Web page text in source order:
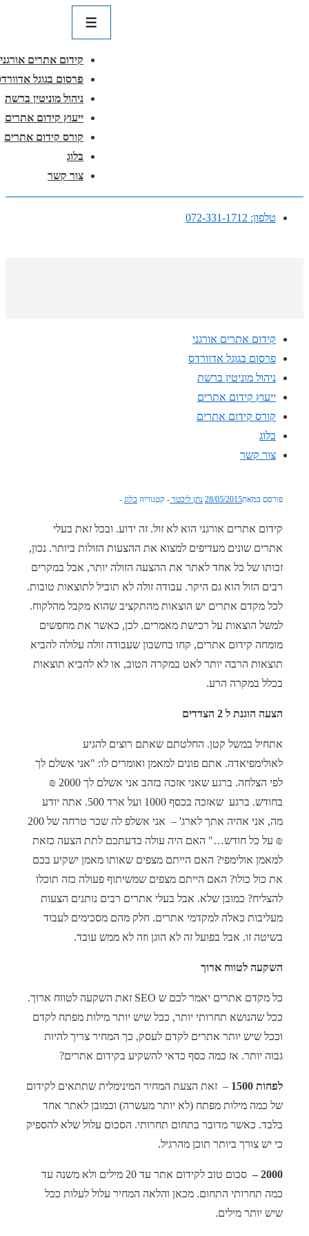
תפריט
קידום אתרים אורגני
פרסום בגוגל אדוורדס
ניהול מוניטין ברשת
ייעוץ קידום אתרים
קורס קידום אתרים
בלוג
צור קשר
טלפון: 072-331-1712
קידום אתרים אורגני
פרסום בגוגל אדוורדס
ניהול מוניטין ברשת
ייעוץ קידום אתרים
קורס קידום אתרים
בלוג
צור קשר
פורסם במאת28/05/2015 נתן ליכטר קטגוריהבלוג
קידום אתרים אורגני הוא לא זול. זה ידוע. ובכל זאת בעלי
אתרים שונים מעדיפים למצוא את ההצעות הזולות ביותר. נכון,
זכותו של כל אחד לאתר את ההצעה הזולה יותר, אבל במקרים
רבים הזול הוא גם היקר. עבודה זולה לא תוביל לתוצאות טובות.
לכל מקדם אתרים יש הוצאות מהתקציב שהוא מקבל מהלקוח.
למשל הוצאות על רכישת מאמרים. לכן, כאשר את מחפשים
מומחה קידום אתרים, קחו בחשבון שעבודה זולה עלולה להביא
תוצאות הרבה יותר לאט במקרה הטוב, או לא להביא תוצאות
בכלל במקרה הרע.
הצעה הוגנת ל 2 הצדדים
אתחיל במשל קטן. החלטתם שאתם רוצים להגיע
לאולימפיאדה. אתם פונים למאמן ואומרים לו: "אני אשלם לך
לפי הצלחה. ברגע שאני אזכה בזהב אני אשלם לך 2000 ₪
בחודש. ברגע שאזכה בכסף 1000 ועל ארד 500. אתה יודע
מה, אני אהיה אתך לארג' – אני אשלפ לה שכר טרחה של 200
₪ על כל חודש…" האם היה עולה בדעתכם לתת הצעה כזאת
למאמן אולימפי? האם הייתם מצפים שאותו מאמן ישקיע בכם
את כול כולו? האם הייתם מצפים שמשיתוף פעולה כזה תוכלו
להצליח? כמובן שלא. אבל בעלי אתרים רבים נותנים הצעות
מעליבות כאלה למקדמי אתרים. חלק מהם מסכימים לעבוד
בשיטה זו. אבל בפועל זה לא הוגן וזה לא ממש עובד.
השקעה לטווח ארוך
כל מקדם אתרים יאמר לכם ש SEO זאת השקעה לטווח ארוך.
ככל שהנושא תחרותי יותר, ככל שיש יותר מילות מפתח לקדם
וככל שיש יותר אתרים לקדם לעסק, כך המחיר צריך להיות
גבוה יותר. אז כמה כסף כדאי להשקיע בקידום אתרים?
לפחות 1500
– זאת הצעת המחיר המינימלית שתתאים לקידום
של כמה מילות מפתח (לא יותר מעשרה) וכמובן לאתר אחד
בלבד. כאשר מדובר בתחום תחרותי. הסכום עלול שלא להספיק
כי יש צורך ביותר תוכן מהרגיל.
2000 –
סכום טוב לקידום אתר עד 20 מילים ולא משנה עד
כמה תחרותי התחום. מכאן והלאה המחיר עלול לעלות ככל
שיש יותר מילים.